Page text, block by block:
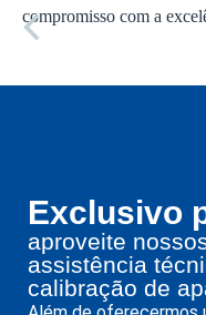
compromisso com a
Exclusivo
aproveite
assistência
calibração de